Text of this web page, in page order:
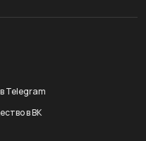
Telegram
в ВК